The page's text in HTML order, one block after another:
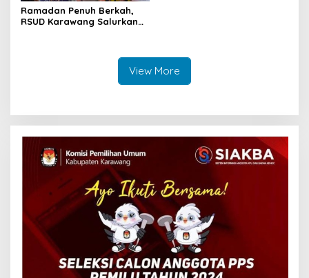
Ramadan Penuh Berkah,
RSUD Karawang Salurkan
View More